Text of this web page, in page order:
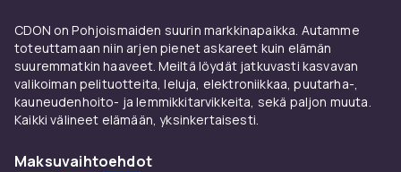
CDON on Pohjoismaiden suurin markkinapaikka. Autamme
toteuttamaan niin arjen pienet askareet kuin elämän
suuremmatkin haaveet. Meiltä löydät jatkuvasti kasvavan
valikoiman pelituotteita, leluja, elektroniikkaa, puutarha-,
kauneudenhoito- ja lemmikkitarvikkeita, sekä paljon muuta.
Kaikki välineet elämään, yksinkertaisesti.
Maksuvaihtoehdot